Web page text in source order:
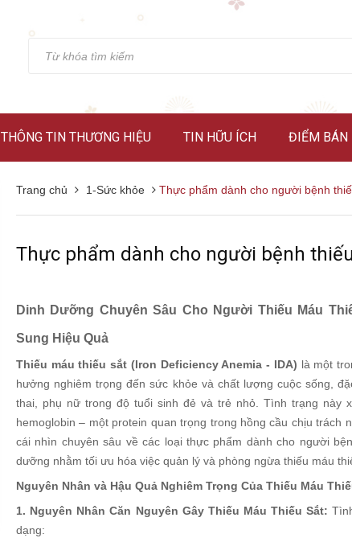
THÔNG TIN THƯƠNG HIỆU TIN HỮU ÍCH ĐIỂM BÁN
Trang chủ 1-Sức khỏe Thực phẩm dành cho người bệnh
Thực phẩm dành cho người bệnh
Dinh Dưỡng Chuyên Sâu Cho Người Thiếu Máu
Sung Hiệu Quả
Thiếu máu thiếu sắt (Iron Deficiency Anemia - IDA) là một
hưởng nghiêm trọng đến sức khỏe và chất lượng cuộc sống,
thai, phụ nữ trong độ tuổi sinh đẻ và trẻ nhỏ. Tình trạng này
hemoglobin – một protein quan trọng trong hồng cầu chịu trách
cái nhìn chuyên sâu về các loại thực phẩm dành cho người
dưỡng nhằm tối ưu hóa việc quản lý và phòng ngừa thiếu máu
Nguyên Nhân và Hậu Quả Nghiêm Trọng Của Thiếu Máu
1. Nguyên Nhân Căn Nguyên Gây Thiếu Máu Thiếu Sắt:
dạng: